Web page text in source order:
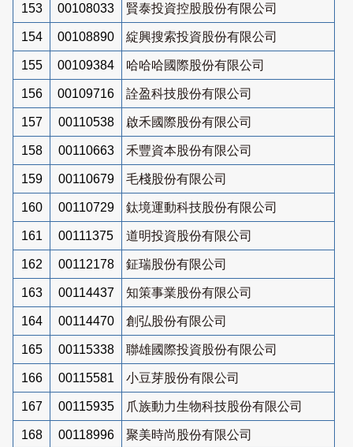
153 00108033 賢泰投資控股股份有限公司
154 00108890 綻興搜索投資股份有限公司
155 00109384 哈哈哈國際股份有限公司
156 00109716 詮盈科技股份有限公司
157 00110538 啟禾國際股份有限公司
158 00110663 禾豐資本股份有限公司
159 00110679 毛棧股份有限公司
160 00110729 鈦境運動科技股份有限公司
161 00111375 道明投資股份有限公司
162 00112178 鉦瑞股份有限公司
163 00114437 知策事業股份有限公司
164 00114470 創弘股份有限公司
165 00115338 聯雄國際投資股份有限公司
166 00115581 小豆芽股份有限公司
167 00115935 爪族動力生物科技股份有限公司
168 00118996 聚美時尚股份有限公司